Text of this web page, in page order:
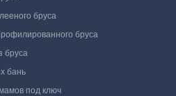
бруса
бруса
бруса
бань
под ключ